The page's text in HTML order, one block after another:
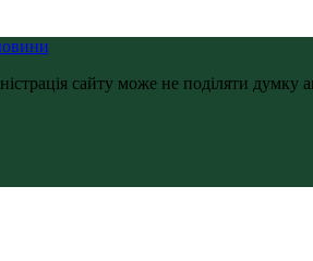
сайту може не поділяти думку